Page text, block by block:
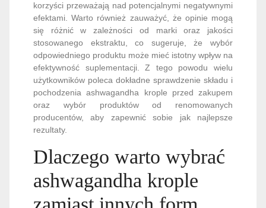
sugeruje, że wybór odpowiedniego produktu może
mieć istotny wpływ na efektywność suplementacji. Z
tego powodu wielu użytkowników poleca dokładne
sprawdzenie składu i pochodzenia ashwagandha
krople przed zakupem oraz wybór produktów od
renomowanych producentów, aby zapewnić sobie jak
najlepsze rezultaty.
Dlaczego warto wybrać
ashwagandha krople
zamiast innych form
suplementów?
Wybór ashwagandha krople zamiast innych form